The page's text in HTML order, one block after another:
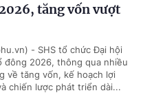
tăng vốn vượt
- SHS tổ chức Đại hội
đông 2026, thông qua nhiều
về tăng vốn, kế hoạch lợi
chiến lược phát triển dài...